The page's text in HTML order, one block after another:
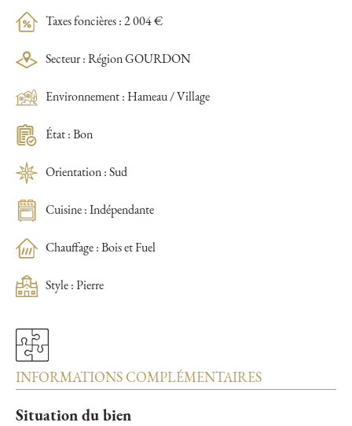
Taxes foncières : 2 004 €
Secteur : Région GOURDON
Environnement : Hameau / Village
État : Bon
Orientation : Sud
Cuisine : Indépendante
Chauffage : Bois et Fuel
Style : Pierre
INFORMATIONS COMPLÉMENTAIRES
Situation du bien